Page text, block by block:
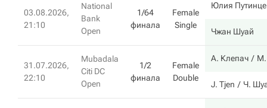
03.08.2026,
21:10
National
Bank
Open
1/64
финала
Female
Single
Юлия
Чжан Шуай
31.07.2026,
22:10
Mubadala
Citi DC
Open
1/2
финала
Female
Double
А. Клепач М.
J. Tjen Ч.